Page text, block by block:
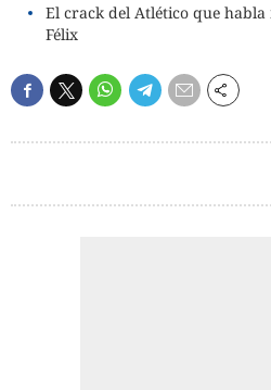
El crack del Atlético que habla
Félix